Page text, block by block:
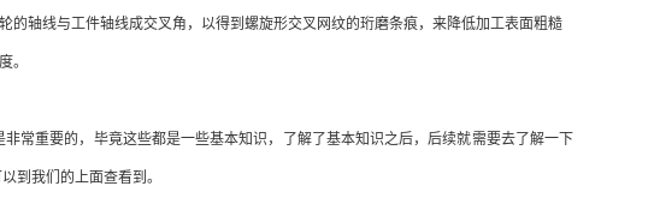
轴线与工件轴线成交叉角，以得到螺旋形交叉网纹的珩磨条痕，来降低加工表面粗糙
度。
常重要的，毕竟这些都是一些基本知识，了解了基本知识之后，后续就需要去了解一下
到我们的上面查看到。